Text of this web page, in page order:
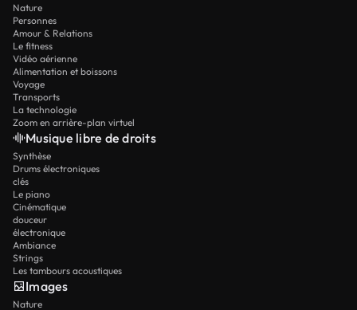
Nature
Personnes
Amour & Relations
Le fitness
Vidéo aérienne
Alimentation et boissons
Voyage
Transports
La technologie
Zoom en arrière-plan virtuel
Musique libre de droits
Synthèse
Drums électroniques
clés
Le piano
Cinématique
douceur
électronique
Ambiance
Strings
Les tambours acoustiques
Images
Nature